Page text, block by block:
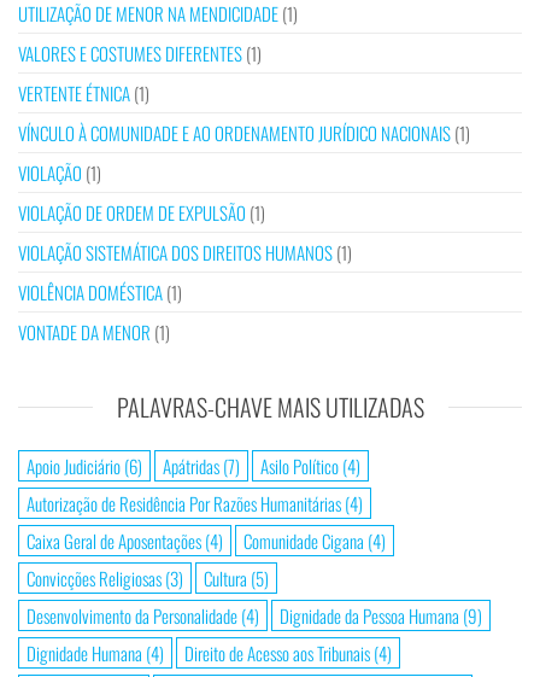
UTILIZAÇÃO DE MENOR NA MENDICIDADE(1)
VALORES E COSTUMES DIFERENTES(1)
VERTENTE ÉTNICA(1)
VÍNCULO À COMUNIDADE E AO ORDENAMENTO JURÍDICO NACIONAIS(1)
VIOLAÇÃO (1)
VIOLAÇÃO DE ORDEM DE EXPULSÃO (1)
VIOLAÇÃO SISTEMÁTICA DOS DIREITOS HUMANOS(1)
VIOLÊNCIA DOMÉSTICA(1)
VONTADE DA MENOR (1)
PALAVRAS-CHAVE MAIS UTILIZADAS
Apoio Judiciário(6) Apátridas(7) Asilo Político(4)
Autorização de Residência Por Razões Humanitárias(4)
Caixa Geral de Aposentações(4) Comunidade Cigana (4)
Convicções Religiosas(3) Cultura (5)
Desenvolvimento da Personalidade(4) Dignidade da Pessoa Humana (9)
Dignidade Humana (4) Direito de Acesso aos Tribunais(4)